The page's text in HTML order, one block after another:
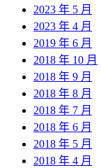
2023 年 5 月
2023 年 4 月
2019 年 6 月
2018 年 10 月
2018 年 9 月
2018 年 8 月
2018 年 7 月
2018 年 6 月
2018 年 5 月
2018 年 4 月